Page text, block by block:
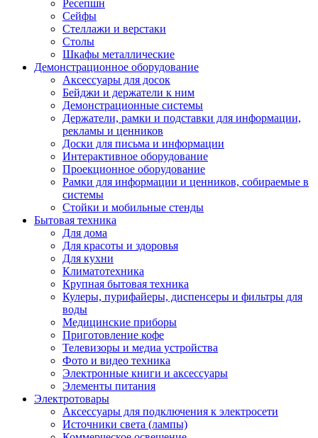
Ресепшн
Сейфы
Стеллажи и верстаки
Столы
Шкафы металлические
Демонстрационное оборудование
Аксессуары для досок
Бейджи и держатели к ним
Демонстрационные системы
Держатели, рамки и подставки для информации,
рекламы и ценников
Доски для письма и информации
Интерактивное оборудование
Проекционное оборудование
Рамки для информации и ценников, собираемые в
системы
Стойки и мобильные стенды
Бытовая техника
Для дома
Для красоты и здоровья
Для кухни
Климатотехника
Крупная бытовая техника
Кулеры, пурифайеры, диспенсеры и фильтры для
воды
Медицинские приборы
Приготовление кофе
Телевизоры и медиа устройства
Фото и видео техника
Электронные книги и аксессуары
Элементы питания
Электротовары
Аксессуары для подключения к электросети
Источники света (лампы)